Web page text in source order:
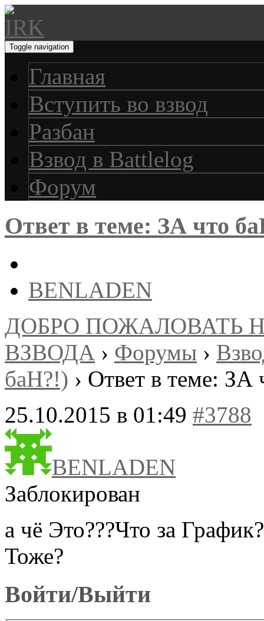
Toggle navigation
Главная
Вступить во взвод
Разбан
Взвод в Battlelog
Форум
Ответ в теме: ЗА что
BENLADEN
ДОБРО ПОЖАЛОВАТЬ
ВЗВОДА › Форумы ›
баН?!) › Ответ в теме: ЗА
25.10.2015 в 01:49 #3788
BENLADEN
Заблокирован
а чё Это???Что за
Тоже?
Войти/Выйти